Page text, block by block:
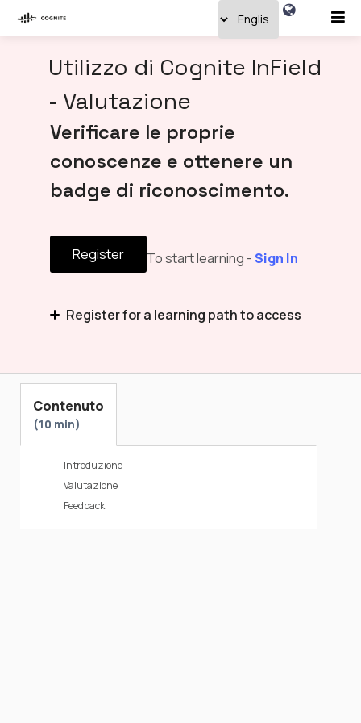
Utilizzo di Cognite InField
- Valutazione
Verificare le proprie
conoscenze e ottenere un
badge di riconoscimento.
Register To start learning -Sign In
Register for a learning path to access
Contenuto
10 min
Introduzione
Valutazione
Feedback